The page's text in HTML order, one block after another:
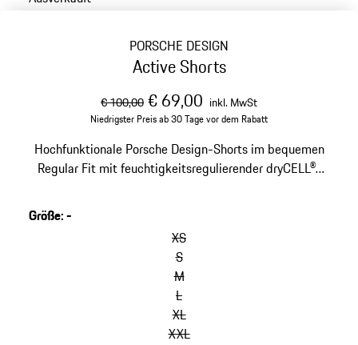
PORSCHE DESIGN
Active Shorts
ursprünglicher Preis
€ 100,00Verkaufspreis
€ 69,00 inklusive
inkl. MwSt
Niedrigster Preis ab 30 Tage vor dem Rabatt
Hochfunktionale Porsche Design-Shorts im bequemen
Regular Fit mit feuchtigkeitsregulierender dryCELL®-
Größe:-
XS
S
M
L
XL
XXL